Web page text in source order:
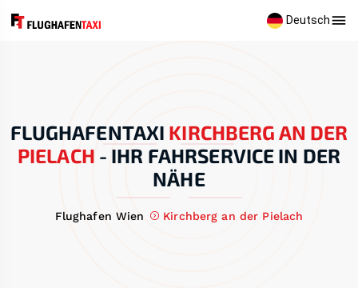
Deutsch
FLUGHAFENTAXI KIRCHBERG AN DER
PIELACH - IHR FAHRSERVICE IN DER
NÄHE
Flughafen Wien Kirchberg an der Pielach